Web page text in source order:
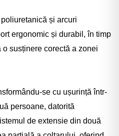
și arcuri
ergonomic și durabil, în timp
susținere corectă a zonei
se cu ușurință într-
persoane, datorită
de extensie din două